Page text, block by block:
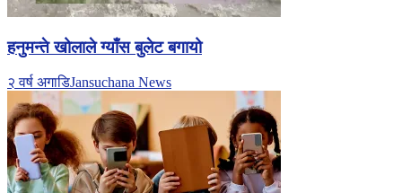
हनुमन्ते खोलाले ग्याँस बुलेट बगायो
२ वर्ष अगाडिJansuchana News